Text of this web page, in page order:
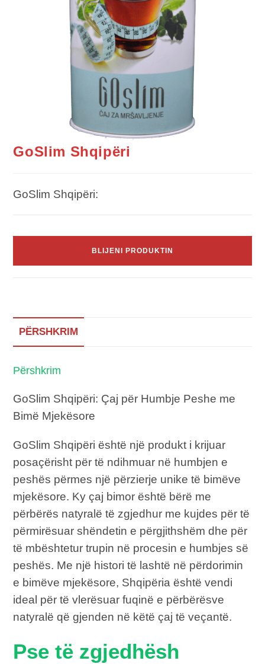
GoSlim Shqipëri
GoSlim Shqipëri:
BLIJENI PRODUKTIN
PËRSHKRIM
Përshkrim
GoSlim Shqipëri: Çaj për Humbje Peshe me
Bimë Mjekësore
GoSlim Shqipëri është një produkt i krijuar
posaçërisht për të ndihmuar në humbjen e
peshës përmes një përzierje unike të bimëve
mjekësore. Ky çaj bimor është bërë me
përbërës natyralë të zgjedhur me kujdes për të
përmirësuar shëndetin e përgjithshëm dhe për
të mbështetur trupin në procesin e humbjes së
peshës. Me një histori të lashtë në përdorimin
e bimëve mjekësore, Shqipëria është vendi
ideal për të vlerësuar fuqinë e përbërësve
natyralë që gjenden në këtë çaj të veçantë.
Pse të zgjedhësh